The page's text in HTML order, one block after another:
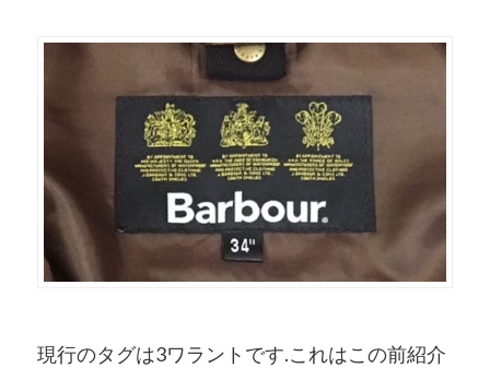
現行のタグは3ワラントです.これはこの前紹介